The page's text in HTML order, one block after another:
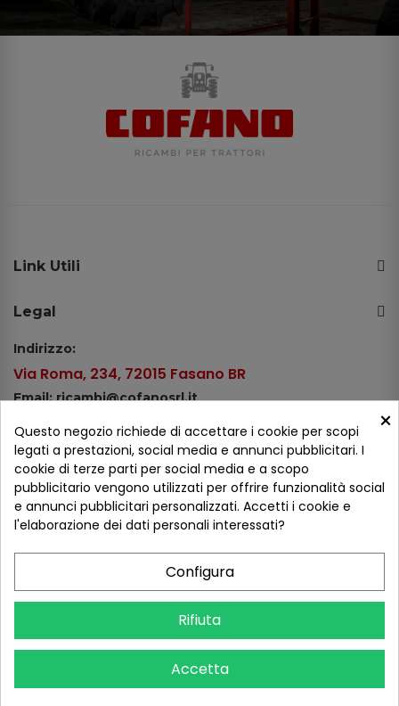
Link Utili
Legal
Indirizzo:
Via Roma, 234, 72015 Fasano BR
Email: ricambi@cofanosrl.it
Tel.: +39 080 44 13 478
WhatsApp: +39 334 98 51 100
Metodi di pagamento
×
Questo negozio richiede di accettare i cookie per scopi
legati a prestazioni, social media e annunci pubblicitari. I
cookie di terze parti per social media e a scopo
pubblicitario vengono utilizzati per offrire funzionalità social
e annunci pubblicitari personalizzati. Accetti i cookie e
l'elaborazione dei dati personali interessati?
Configura
Rifiuta
Accetta